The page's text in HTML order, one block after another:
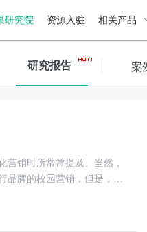
研究院 资源入驻 相关产品
研究报告 案
营销时所常常提及。当然，
牌的校园营销，但是，在